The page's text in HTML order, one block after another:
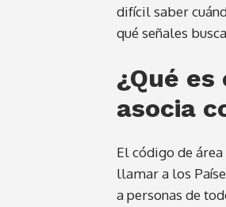
difícil saber
qué señales
¿Qué
asocia
El código de
llamar a los
a personas de